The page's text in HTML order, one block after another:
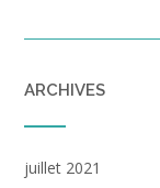
ARCHIVES
juillet 2021